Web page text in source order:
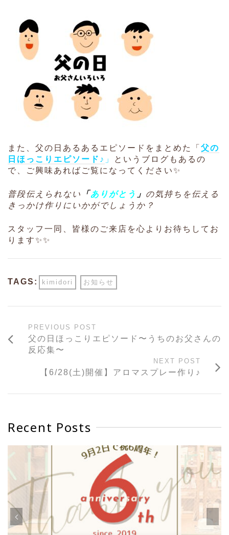
また、父の日あるあるエピソードをまとめた「 父の
日ほっこりエピソード♪ 」
というブログもあるの
で、ご興味あればご覧になってください✨
普段伝えられない 「 ありがとう 」 の気持ちを伝える
きっかけ作りにいかがでしょう か？
スタッフ一同、皆様のご来店を心よりお待ちしてお
ります✨✨
TAGS: kimidori お知らせ
PREVIOUS POST
父の日ほっこりエピソード〜うちのお父さんの
反応集〜
NEXT POST
【6/28(土)開催】アロマスプレー作り♪
Recent Posts